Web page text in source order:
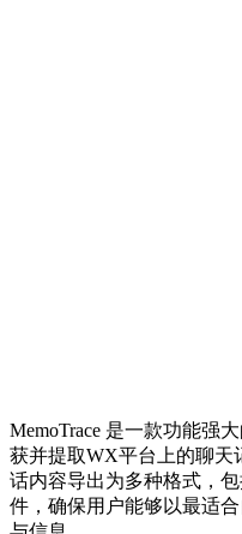
MemoTrace 是一款功能强
获并提取WX平台上的聊天
话内容导出为多种格式，
件，确保用户能够以最适